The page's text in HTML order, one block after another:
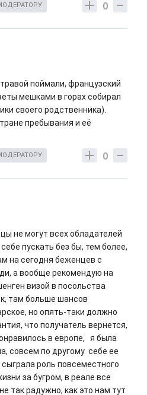
0
поймали, французский
мешками в горах собирал
своего родственника).
пребывания и её
0
не могут всех обладателей
пускать без бы, тем более,
на сегодня беженцев с
а вообще рекомендую на
визой в посольства
там больше шансов
но опять-таки должно
что получатель вернется,
в европе, я была
совсем по другому себе ее
роль повсеместного
за бугром, в реале все
так радужно, как это нам тут